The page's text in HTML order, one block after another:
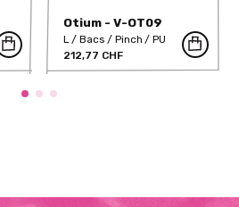
Otium - V-OT09
L Bacs Pinch
PU
212,77 CHF